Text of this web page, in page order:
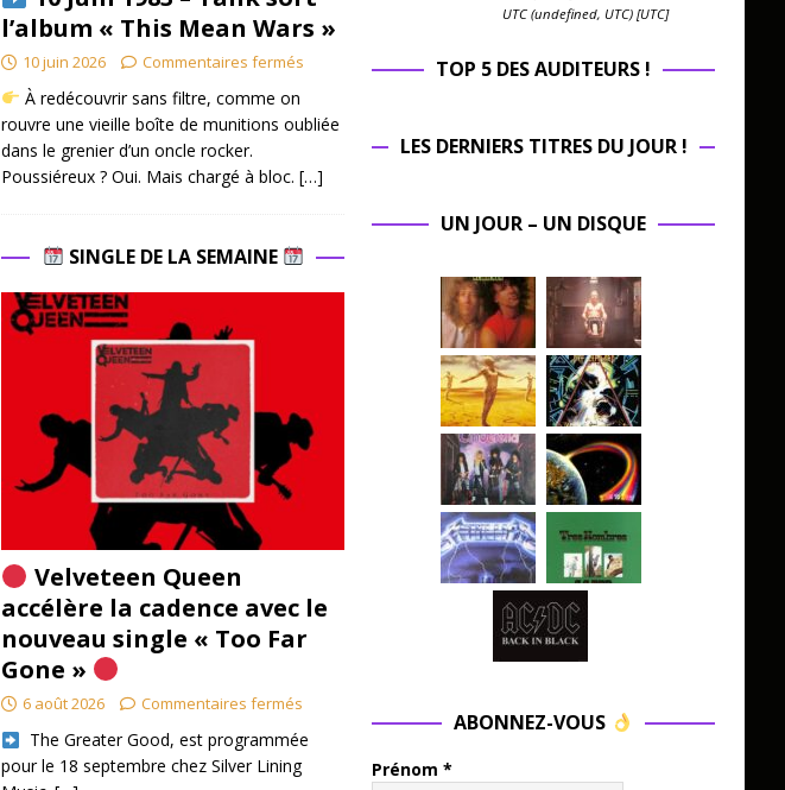
l’album « This Mean Wars »
10 juin 2026 Commentaires fermés
À redécouvrir sans filtre, comme on
rouvre une vieille boîte de munitions oubliée
dans le grenier d’un oncle rocker.
Poussiéreux ? Oui. Mais chargé à bloc. […]
SINGLE DE LA SEMAINE
Velveteen Queen
accélère la cadence avec le
nouveau single « Too Far
Gone »
6 août 2026 Commentaires fermés
​ The Greater Good, est programmée
pour le 18 septembre chez Silver Lining
UTC (undefined, UTC) [UTC]
TOP 5 DES AUDITEURS !
LES DERNIERS TITRES DU JOUR !
UN JOUR – UN DISQUE
ABONNEZ-VOUS
Prénom *